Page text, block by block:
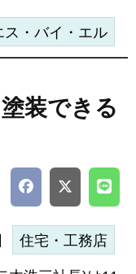
ス・バイ・エル
装できる
住宅・工務店